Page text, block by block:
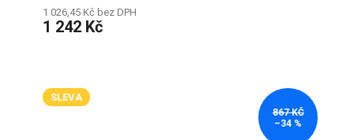
1 026,45 Kč bez DPH
1 242 Kč
SLEVA
867 KČ
–34 %